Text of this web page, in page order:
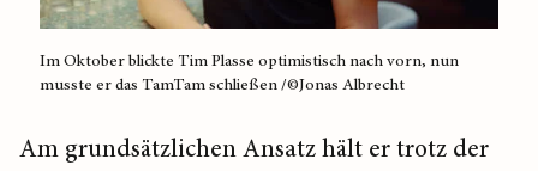
Im Oktober blickte Tim Plasse optimistisch nach vorn, nun
musste er das TamTam schließen /©Jonas Albrecht
Am grundsätzlichen Ansatz hält er trotz der